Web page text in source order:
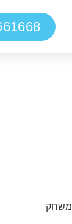
משחק